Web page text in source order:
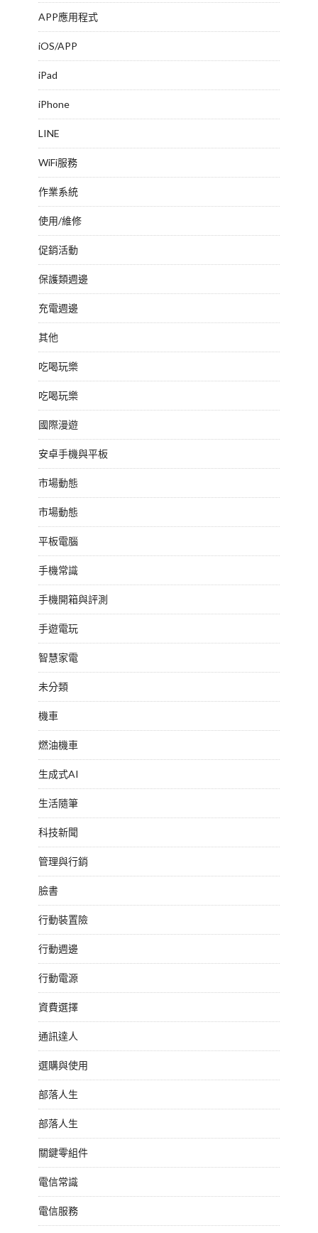
APP應用程式
iOS/APP
iPad
iPhone
LINE
WiFi服務
作業系統
使用/維修
促銷活動
保護類週邊
充電週邊
其他
吃喝玩樂
吃喝玩樂
國際漫遊
安卓手機與平板
市場動態
市場動態
平板電腦
手機常識
手機開箱與評測
手遊電玩
智慧家電
未分類
機車
燃油機車
生成式AI
生活隨筆
科技新聞
管理與行銷
臉書
行動裝置險
行動週邊
行動電源
資費選擇
通訊達人
選購與使用
部落人生
部落人生
關鍵零組件
電信常識
電信服務